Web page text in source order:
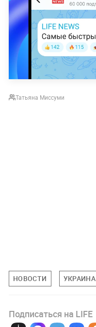
Татьяна Миссуми
НОВОСТИ УКРАИНА
Подписаться на LIFE